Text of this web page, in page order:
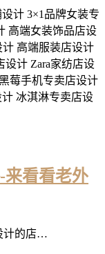
计 3×1品牌女装专
高端女装饰品店设
计 高端服装店设计
计 Zara家纺店设
莓手机专卖店设计
计 冰淇淋专卖店设
来看看老外
计的店…